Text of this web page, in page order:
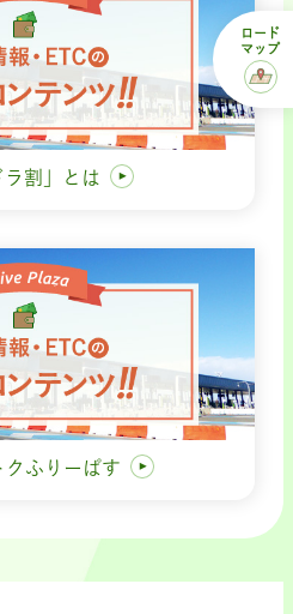
割」とは
クふりーぱす
ロード
マップ